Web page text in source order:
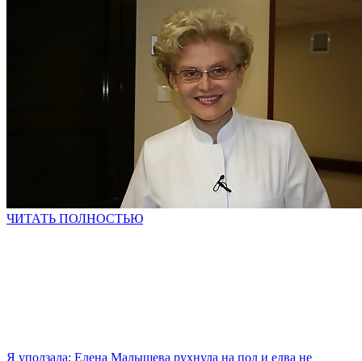
ЧИТАТЬ ПОЛНОСТЬЮ
Я уползала: Елена Малышева рухнула на пол и едва не